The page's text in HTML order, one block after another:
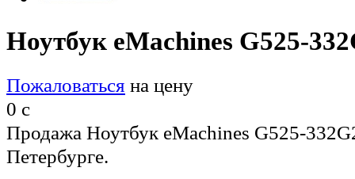
Ноутбук eMachines G525-
Пожаловаться на цену
0 c
Продажа Ноутбук eMachines G525-
Петербурге.